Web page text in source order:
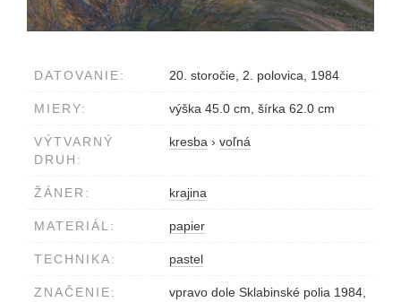
DATOVANIE: 20. storočie, 2. polovica, 1984
MIERY: výška 45.0 cm, šírka 62.0 cm
VÝTVARNÝ
DRUH:
kresba › voľná
ŽÁNER: krajina
MATERIÁL: papier
TECHNIKA: pastel
ZNAČENIE:
vpravo dole Sklabinské polia 1984,